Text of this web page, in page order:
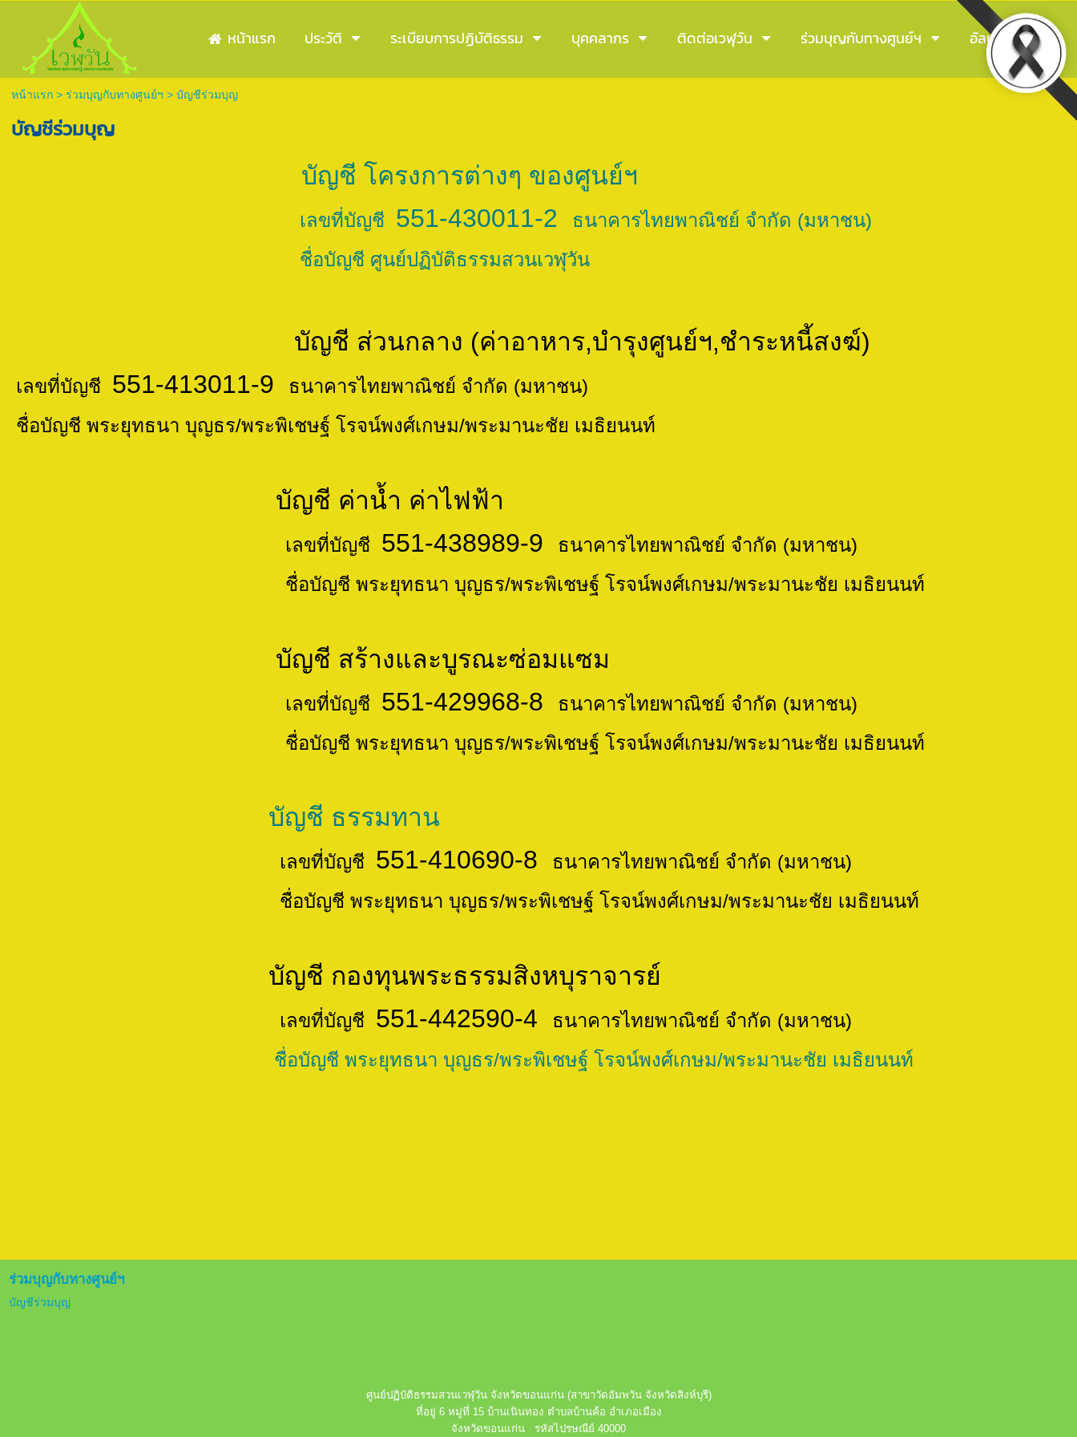
หน้าแรก ประวัติ ระเบียบการปฏิบัติธรรม บุคคลากร ติดต่อเวฬุวัน ร่วมบุญกับทางศูนย์ฯ อัลบัมภาพ
หน้าแรก > ร่วมบุญกับทางศูนย์ฯ > บัญชีร่วมบุญ
บัญชีร่วมบุญ
บัญชี โครงการต่างๆ ของศูนย์ฯ
เลขที่บัญชี 551-430011-2
ธนาคารไทยพาณิชย์ จำกัด (มหาชน)
ชื่อบัญชี ศูนย์ปฏิบัติธรรมสวนเวฬุวัน
บัญชี ส่วนกลาง (ค่าอาหาร,บำรุงศูนย์ฯ,ชำระหนี้สงฆ์)
เลขที่บัญชี 551-413011-9
ธนาคารไทยพาณิชย์ จำกัด (มหาชน)
ชื่อบัญชี พระยุทธนา บุญธร/พระพิเชษฐ์ โรจน์พงศ์เกษม/พระมานะชัย เมธิยนนท์
บัญชี ค่าน้ำ ค่าไฟฟ้า
เลขที่บัญชี 551-438989-9
ธนาคารไทยพาณิชย์ จำกัด (มหาชน)
ชื่อบัญชี พระยุทธนา บุญธร/พระพิเชษฐ์ โรจน์พงศ์เกษม/พระมานะชัย เมธิยนนท์
บัญชี สร้างและบูรณะซ่อมแซม
เลขที่บัญชี 551-429968-8
ธนาคารไทยพาณิชย์ จำกัด (มหาชน)
ชื่อบัญชี พระยุทธนา บุญธร/พระพิเชษฐ์ โรจน์พงศ์เกษม/พระมานะชัย เมธิยนนท์
บัญชี ธรรมทาน
เลขที่บัญชี 551-410690-8
ธนาคารไทยพาณิชย์ จำกัด (มหาชน)
ชื่อบัญชี พระยุทธนา บุญธร/พระพิเชษฐ์ โรจน์พงศ์เกษม/พระมานะชัย เมธิยนนท์
บัญชี กองทุนพระธรรมสิงหบุราจารย์
เลขที่บัญชี 551-442590-4
ธนาคารไทยพาณิชย์ จำกัด (มหาชน)
ชื่อบัญชี พระยุทธนา บุญธร/พระพิเชษฐ์ โรจน์พงศ์เกษม/พระมานะชัย เมธิยนนท์
ร่วมบุญกับทางศูนย์ฯ
บัญชีร่วมบุญ
ศูนย์ปฏิบัติธรรมสวนเวฬุวัน จังหวัดขอนแก่น (สาขาวัดอัมพวัน จังหวัดสิงห์บุรี)
ที่อยู่ 6 หมู่ที่ 15 บ้านเนินทอง ตำบลบ้านค้อ อำเภอเมือง
จังหวัดขอนแก่น รหัสไปรษณีย์ 40000